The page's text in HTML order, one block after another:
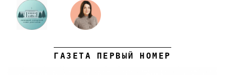
ГАЗЕТА ПЕРВЫЙ НОМЕР